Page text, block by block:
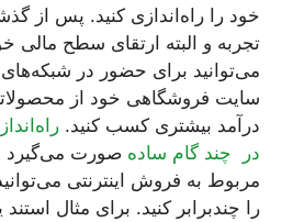
خود را راه‌اندازی کنید. پس از
تجربه و البته ارتقای سطح مالی
می‌توانید برای حضور در شبکه‌های
سایت فروشگاهی خود از
درآمد بیشتری کسب کنید.
در چند گام ساده صورت می‌گیرد
مربوط به فروش اینترنتی
را چندبرابر کنید. برای مثال استند